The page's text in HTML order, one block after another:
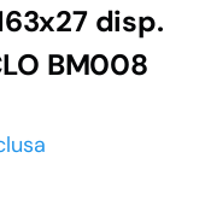
disp.
BM008